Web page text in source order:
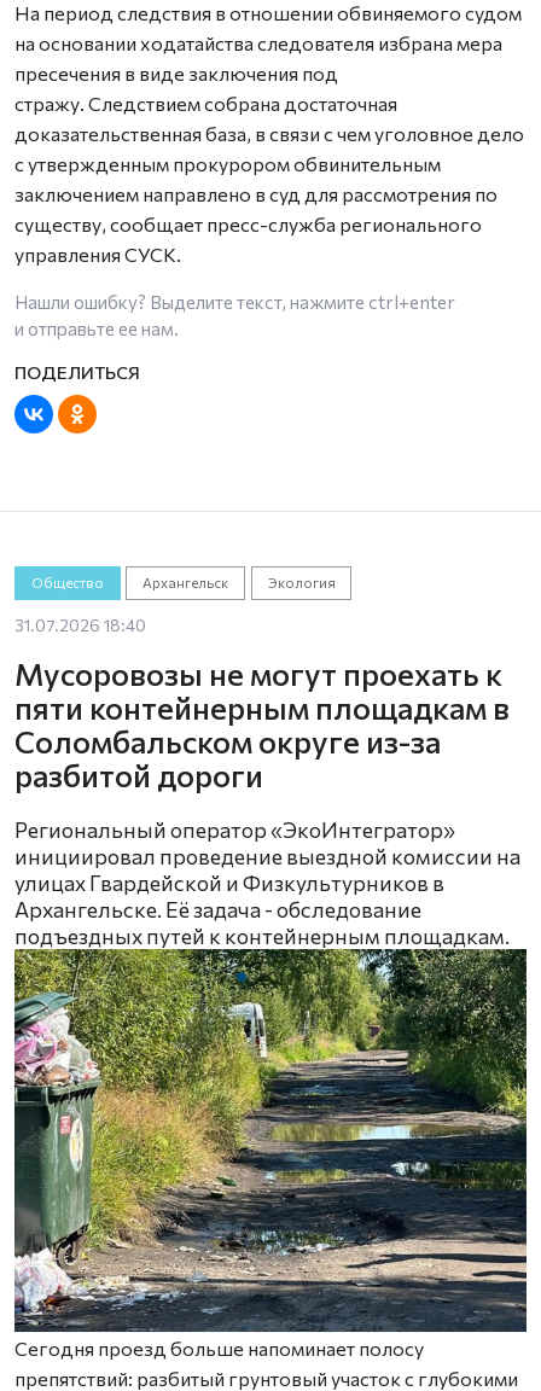
На период следствия в отношении обвиняемого судом
на основании ходатайства следователя избрана мера
пресечения в виде заключения под
стражу. Следствием собрана достаточная
доказательственная база, в связи с чем уголовное дело
с утвержденным прокурором обвинительным
заключением направлено в суд для рассмотрения по
существу, сообщает пресс-служба регионального
управления СУСК.
Нашли ошибку? Выделите текст, нажмите ctrl+enter
и отправьте ее нам.
Общество Архангельск Экология
31.07.2026 18:40
Мусоровозы не могут проехать к
пяти контейнерным площадкам в
Соломбальском округе из-за
разбитой дороги
Региональный оператор «ЭкоИнтегратор»
инициировал проведение выездной комиссии на
улицах Гвардейской и Физкультурников в
Архангельске. Её задача - обследование
подъездных путей к контейнерным площадкам.
Сегодня проезд больше напоминает полосу
препятствий: разбитый грунтовый участок с глубокими